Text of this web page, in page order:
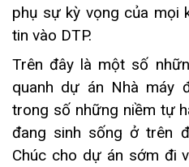
phụ sự kỳ vọng của mọi
tin vào DTP.
Trên đây là một số
quanh dự án Nhà máy
trong số những niềm tự
đang sinh sống ở trên
Chúc cho dự án sớm đi